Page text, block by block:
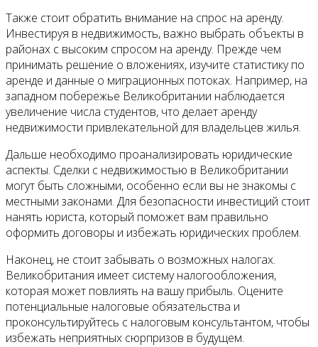
Также стоит обратить внимание на спрос на аренду.
Инвестируя в недвижимость, важно выбрать объекты в
районах с высоким спросом на аренду. Прежде чем
принимать решение о вложениях, изучите статистику по
аренде и данные о миграционных потоках. Например, на
западном побережье Великобритании наблюдается
увеличение числа студентов, что делает аренду
недвижимости привлекательной для владельцев жилья.
Дальше необходимо проанализировать юридические
аспекты. Сделки с недвижимостью в Великобритании
могут быть сложными, особенно если вы не знакомы с
местными законами. Для безопасности инвестиций стоит
нанять юриста, который поможет вам правильно
оформить договоры и избежать юридических проблем.
Наконец, не стоит забывать о возможных налогах.
Великобритания имеет систему налогообложения,
которая может повлиять на вашу прибыль. Оцените
потенциальные налоговые обязательства и
проконсультируйтесь с налоговым консультантом, чтобы
избежать неприятных сюрпризов в будущем.